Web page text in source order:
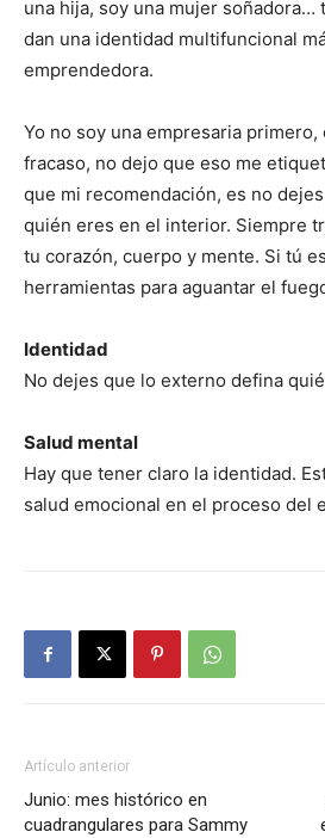
una hija, soy una mujer soñadora…
dan una identidad multifuncional
emprendedora.
Yo no soy una empresaria primero,
fracaso, no dejo que eso me
que mi recomendación, es no
quién eres en el interior. Siempre
tu corazón, cuerpo y mente. Si tú
herramientas para aguantar el
Identidad
No dejes que lo externo defina
Salud mental
Hay que tener claro la identidad.
salud emocional en el proceso del
Artículo anterior
Junio: mes histórico en
cuadrangulares para Sammy